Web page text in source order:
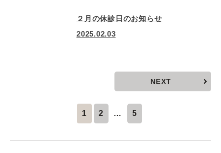
２月の休診日のお知らせ
2025.02.03
1 2 … 5
NEXT